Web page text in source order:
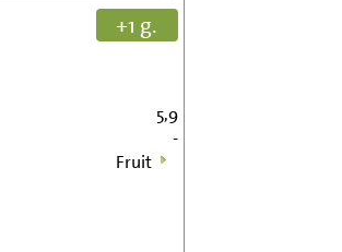
+1 g.
5,9
-
Fruit